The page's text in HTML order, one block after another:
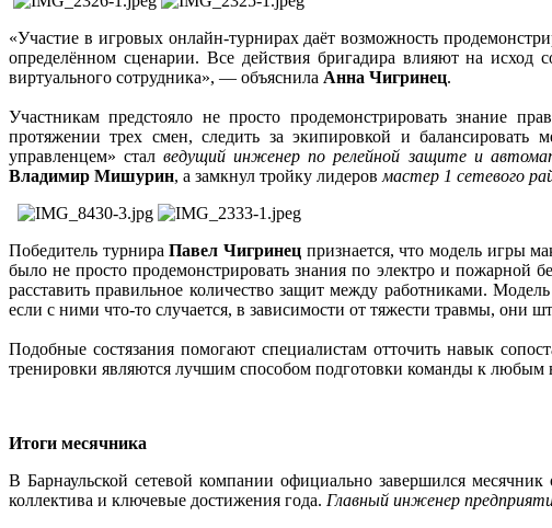
«Участие в игровых онлайн-турнирах даёт возможность
определённом сценарии. Все действия бригадира влияют на исход
виртуального сотрудника», — объяснила Анна Чигринец.
Участникам предстояло не просто продемонстрировать знание
протяжении трех смен, следить за экипировкой и
управленцем» сталведущий инженер по релейной защите и
Владимир Мишурин, а замкнул тройку лидеров мастер 1 сетевого
Победитель турнираПавел Чигринец признается, что модель игры
было не просто продемонстрировать знания по электро и пожарной
расставить правильное количество защит между работниками.
если с ними что-то случается, в зависимости от тяжести травмы,
Подобные состязания помогают специалистам отточить навык
тренировки являются лучшим способом подготовки команды к любым
Итоги месячника
В Барнаульской сетевой компании официально завершился
коллектива и ключевые достижения года. Главный инженер